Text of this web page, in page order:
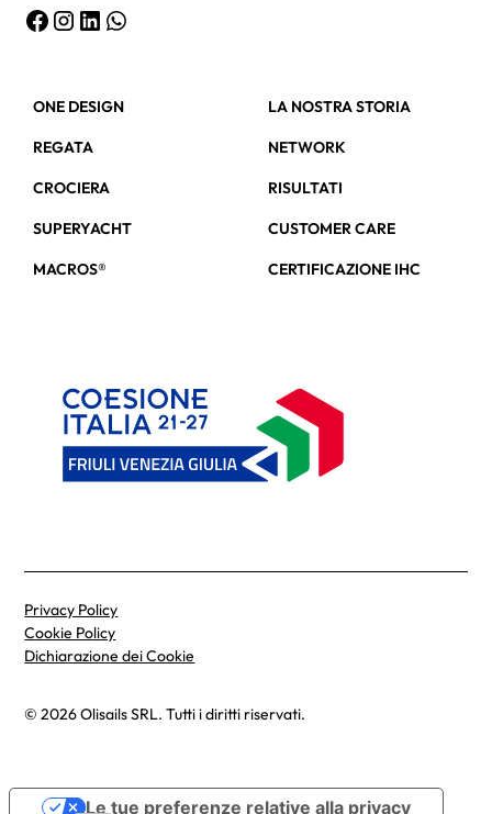
ONE DESIGN
REGATA
CROCIERA
SUPERYACHT
MACROS®
LA NOSTRA STORIA
NETWORK
RISULTATI
CUSTOMER CARE
CERTIFICAZIONE IHC
© 2026 Olisails SRL. Tutti i diritti riservati.
Privacy Policy
Cookie Policy
Dichiarazione dei Cookie
Le tue preferenze relative alla privacy